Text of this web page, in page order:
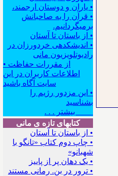
• یاران و دوستان ارجمند،
• قرآن را به صاحبانش
برمیگردانیم.
• از باستان تا آستان
• اندیشکده‍ی خردورزان در
رادیوتلویزیون مانی
• از مقررات حفاظت
اطلاعات کاربران در این
سایت آگاه باشید
• این مزدور رژیم را
بشناسید
بیشتر . . .
کتابهای تازه ی مانی
• از باستان تا آستان
• چاپ دوم کتاب «تانگو با
شهبانو»
• یک دهان پر از پاییز
• ترور در بن. رمانی مستند